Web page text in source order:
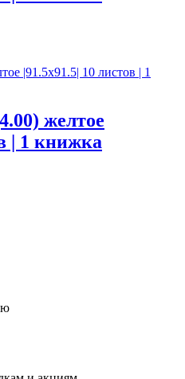
желтое
| 1 книжка